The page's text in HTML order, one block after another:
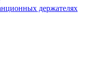
держателях